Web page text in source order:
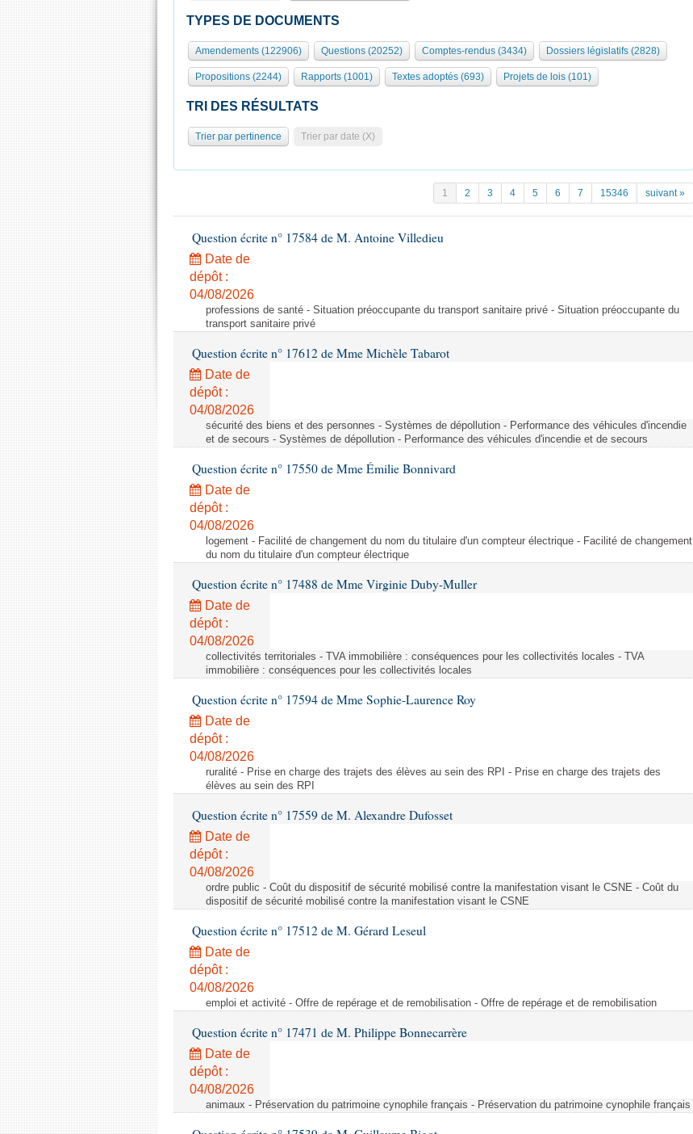
TYPES DE DOCUMENTS
Amendements (122906) Questions (20252) Comptes-rendus (3434) Dossiers législatifs (2828)
Propositions (2244) Rapports (1001) Textes adoptés (693) Projets de lois (101)
TRI DES RÉSULTATS
Trier par pertinence Trier par date (X)
1 2 3 4 5 6 7 15346 suivant »
Question écrite n° 17584 de M. Antoine Villedieu
Date de
dépôt :
04/08/2026
professions de santé - Situation préoccupante du transport sanitaire privé - Situation préoccupante du
transport sanitaire privé
Question écrite n° 17612 de Mme Michèle Tabarot
Date de
dépôt :
04/08/2026
sécurité des biens et des personnes - Systèmes de dépollution - Performance des véhicules d'incendie
et de secours - Systèmes de dépollution - Performance des véhicules d'incendie et de secours
Question écrite n° 17550 de Mme Émilie Bonnivard
Date de
dépôt :
04/08/2026
logement - Facilité de changement du nom du titulaire d'un compteur électrique - Facilité de changement
du nom du titulaire d'un compteur électrique
Question écrite n° 17488 de Mme Virginie Duby-Muller
Date de
dépôt :
04/08/2026
collectivités territoriales - TVA immobilière : conséquences pour les collectivités locales - TVA
immobilière : conséquences pour les collectivités locales
Question écrite n° 17594 de Mme Sophie-Laurence Roy
Date de
dépôt :
04/08/2026
ruralité - Prise en charge des trajets des élèves au sein des RPI - Prise en charge des trajets des
élèves au sein des RPI
Question écrite n° 17559 de M. Alexandre Dufosset
Date de
dépôt :
04/08/2026
ordre public - Coût du dispositif de sécurité mobilisé contre la manifestation visant le CSNE - Coût du
dispositif de sécurité mobilisé contre la manifestation visant le CSNE
Question écrite n° 17512 de M. Gérard Leseul
Date de
dépôt :
04/08/2026
emploi et activité - Offre de repérage et de remobilisation - Offre de repérage et de remobilisation
Question écrite n° 17471 de M. Philippe Bonnecarrère
Date de
dépôt :
04/08/2026
animaux - Préservation du patrimoine cynophile français - Préservation du patrimoine cynophile français